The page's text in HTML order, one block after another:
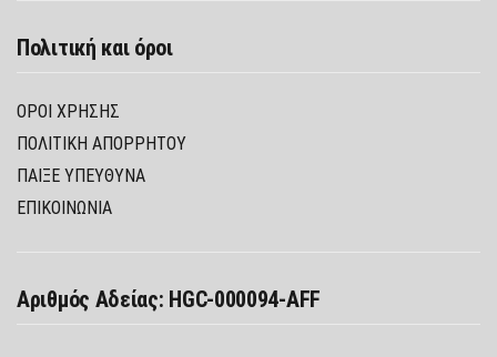
Πολιτική και όροι
ΌΡΟΙ ΧΡΉΣΗΣ
ΠΟΛΙΤΙΚΉ ΑΠΟΡΡΉΤΟΥ
ΠΑΊΞΕ ΥΠΕΎΘΥΝΑ
ΕΠΙΚΟΙΝΩΝΙΑ
Αριθμός Αδείας: HGC-000094-AFF